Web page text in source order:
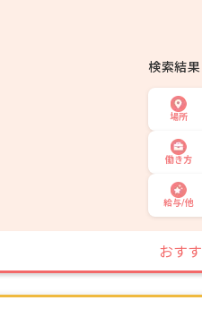
検索結
場所
働き方
給与/他
おす